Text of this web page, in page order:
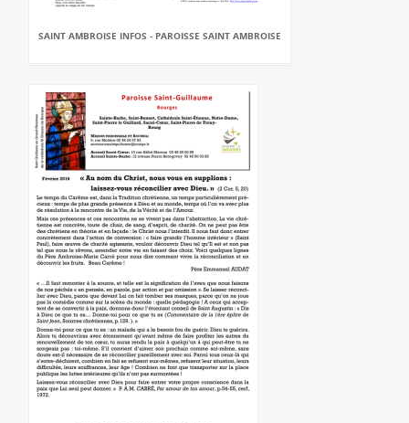
SAINT AMBROISE INFOS - PAROISSE SAINT AMBROISE